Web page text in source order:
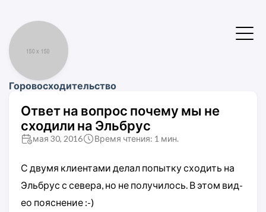
Горовосходительство
Ответ на вопрос почему мы не
сходили на Эльбрус
мая 30, 2016 Время чтения: 1 мин.
С дву­мя кли­ента­ми де­лал по­пыт­ку схо­дить на
Эльб­рус с се­ве­ра, но не по­лу­чи­лось. В этом вид­
ео по­яс­не­ние :-)